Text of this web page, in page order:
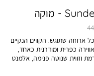
ארוחה שתוגש. הקווים הנקיים
כפרית ומודרנית כאחד,
וזווית שנוטה פנימה, אלמנט
מושלם להגשת מנות אישיות כמו